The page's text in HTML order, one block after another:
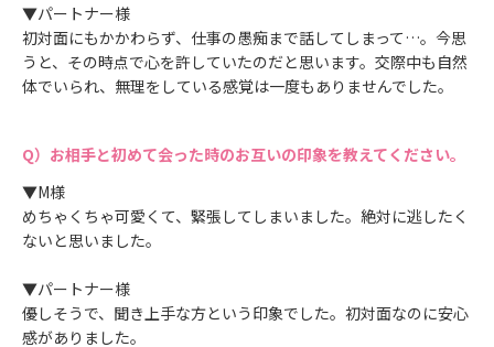
▼パートナー様
初対面にもかかわらず、仕事の愚痴まで話してしまって…。今思
うと、その時点で心を許していたのだと思います。交際中も自然
体でいられ、無理をしている感覚は一度もありませんでした。
お相手と初めて会った時のお互いの印象を教えてください。
▼M様
めちゃくちゃ可愛くて、緊張してしまいました。絶対に逃したく
ないと思いました。
▼パートナー様
優しそうで、聞き上手な方という印象でした。初対面なのに安心
感がありました。